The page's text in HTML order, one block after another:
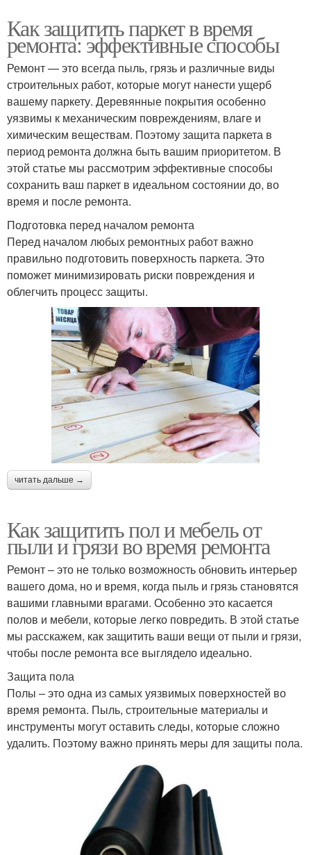
Как защитить паркет в время
ремонта: эффективные способы
Ремонт — это всегда пыль, грязь и различные виды
строительных работ, которые могут нанести ущерб
вашему паркету. Деревянные покрытия особенно
уязвимы к механическим повреждениям, влаге и
химическим веществам. Поэтому защита паркета в
период ремонта должна быть вашим приоритетом. В
этой статье мы рассмотрим эффективные способы
сохранить ваш паркет в идеальном состоянии до, во
время и после ремонта.
Подготовка перед началом ремонта
Перед началом любых ремонтных работ важно
правильно подготовить поверхность паркета. Это
поможет минимизировать риски повреждения и
облегчить процесс защиты.
читать дальше →
Как защитить пол и мебель от
пыли и грязи во время ремонта
Ремонт – это не только возможность обновить интерьер
вашего дома, но и время, когда пыль и грязь становятся
вашими главными врагами. Особенно это касается
полов и мебели, которые легко повредить. В этой статье
мы расскажем, как защитить ваши вещи от пыли и грязи,
чтобы после ремонта все выглядело идеально.
Защита пола
Полы – это одна из самых уязвимых поверхностей во
время ремонта. Пыль, строительные материалы и
инструменты могут оставить следы, которые сложно
удалить. Поэтому важно принять меры для защиты пола.